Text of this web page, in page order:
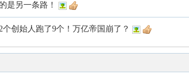
是另一条路！
创始人跑了9个！万亿帝国崩了？